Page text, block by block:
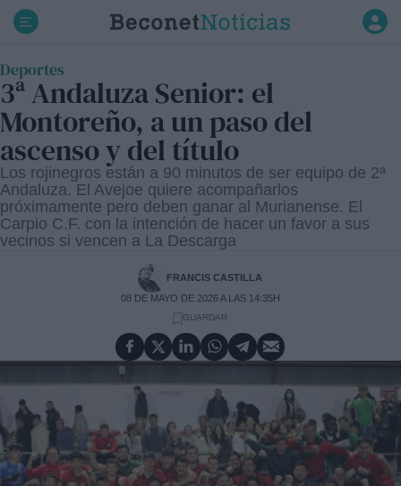
Deportes
3ª Andaluza Senior: el
Montoreño, a un paso del
ascenso y del título
Los rojinegros están a 90 minutos de ser equipo de 2ª
Andaluza. El Avejoe quiere acompañarlos
próximamente pero deben ganar al Murianense. El
Carpio C.F. con la intención de hacer un favor a sus
vecinos si vencen a La Descarga
FRANCIS CASTILLA
08 DE MAYO DE 2026 A LAS 14:35H
GUARDAR